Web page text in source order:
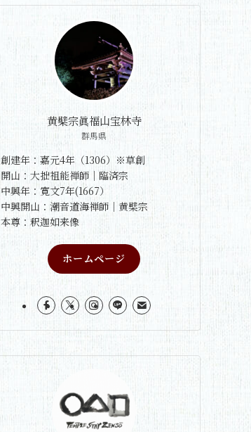
黄檗宗眞福山宝林寺
群馬県
創建年：嘉元4年（1306）※草創
開山：大拙祖能禅師｜臨済宗
中興年：寛文7年(1667）
中興開山：潮音道海禅師｜黄檗宗
本尊：釈迦如来像
ホームページ